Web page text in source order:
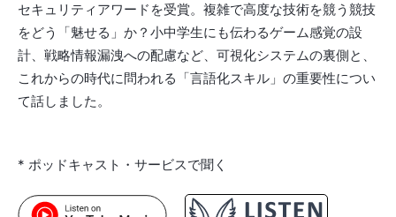
セキュリティアワードを受賞。複雑で高度な技術を競う競技
をどう「魅せる」か？小中学生にも伝わるゲーム感覚の設
計、戦略情報漏洩への配慮など、可視化システムの裏側と、
これからの時代に問われる「言語化スキル」の重要性につい
て話しました。
* ポッドキャスト・サービスで聞く